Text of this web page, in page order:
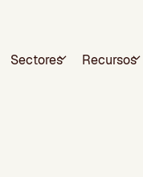
Sectores Recursos